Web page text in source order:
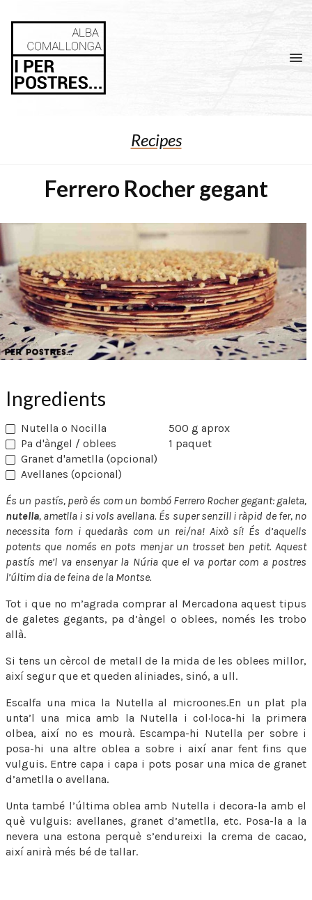
Recipes
Ferrero Rocher gegant
Ingredients
Nutella o Nocilla
500 g aprox
Pa d'àngel / oblees
1 paquet
Granet d'ametlla (opcional)
Avellanes (opcional)
És un pastís, però és com un bombó Ferrero Rocher gegant: galeta,
nutella, ametlla i si vols avellana. És super senzill i ràpid de fer, no
necessita forn i quedaràs com un rei/na! Això sí! És d’aquells
potents que només en pots menjar un trosset ben petit. Aquest
pastís me’l va ensenyar la Núria que el va portar com a postres
l’últim dia de feina de la Montse.
Tot i que no m’agrada comprar al Mercadona aquest tipus
de galetes gegants, pa d’àngel o oblees, només les trobo
allà.
Si tens un cèrcol de metall de la mida de les oblees millor,
així segur que et queden aliniades, sinó, a ull.
Escalfa una mica la Nutella al microones.En un plat pla
unta’l una mica amb la Nutella i col·loca-hi la primera
olbea, així no es mourà. Escampa-hi Nutella per sobre i
posa-hi una altre oblea a sobre i així anar fent fins que
vulguis. Entre capa i capa i pots posar una mica de granet
d’ametlla o avellana.
Unta també l’última oblea amb Nutella i decora-la amb el
què vulguis: avellanes, granet d’ametlla, etc. Posa-la a la
nevera una estona perquè s’endureixi la crema de cacao,
així anirà més bé de tallar.